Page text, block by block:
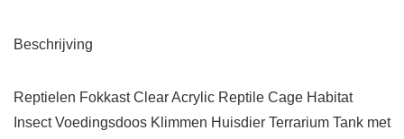
Beschrijving
Reptielen Fokkast Clear Acrylic Reptile Cage Habitat
Insect Voedingsdoos Klimmen Huisdier Terrarium Tank met